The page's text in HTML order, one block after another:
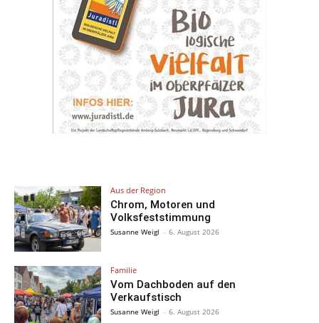
Aus der Region
Chrom, Motoren und
Volksfeststimmung
Susanne Weigl - 6. August 2026
Familie
Vom Dachboden auf den
Verkaufstisch
Susanne Weigl - 6. August 2026